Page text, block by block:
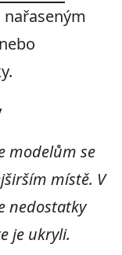
modelům se
místě. V
nedostatky
je ukryli.